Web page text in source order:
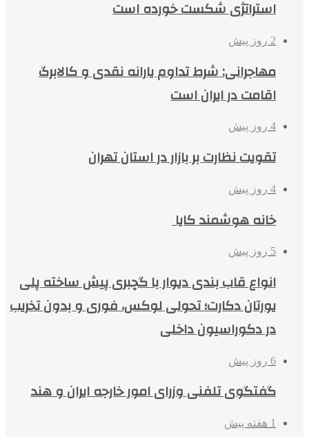
استراتژی شکست خورده است
2 روز پیش
مهاجرانی: شرط تداوم یارانه نقدی و کالابرگ
اقامت در ایران است
4 روز پیش
تقویت نظارت بر بازار در استان تهران
4 روز پیش
خانه هوشمند کایا
5 روز پیش
انواع قاب بندی دیوار با گچبری پیش ساخته پلی
یورتان دکارت؛ تحولی لوکس، فوری و بدون تخریب
در دکوراسیون داخلی
6 روز پیش
گفتگوی تلفنی وزرای امور خارجه ایران و هند
1 هفته پیش